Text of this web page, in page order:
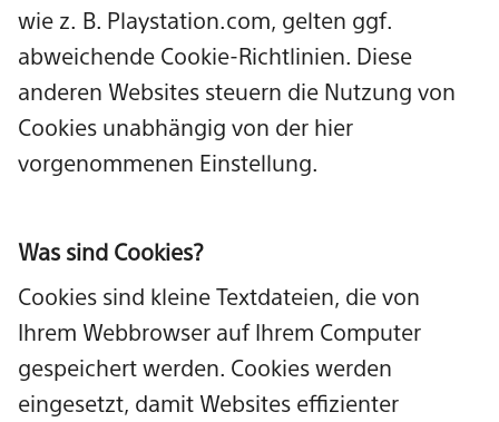
wie z. B. Playstation.com, gelten ggf.
abweichende Cookie-Richtlinien. Diese
anderen Websites steuern die Nutzung von
Cookies unabhängig von der hier
vorgenommenen Einstellung.
Was sind Cookies?
Cookies sind kleine Textdateien, die von
Ihrem Webbrowser auf Ihrem Computer
gespeichert werden. Cookies werden
eingesetzt, damit Websites effizienter